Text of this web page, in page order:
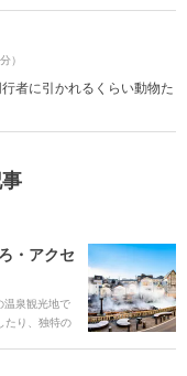
）
者に引かれるくらい動物た
・アクセ
温泉観光地で
たり、独特の